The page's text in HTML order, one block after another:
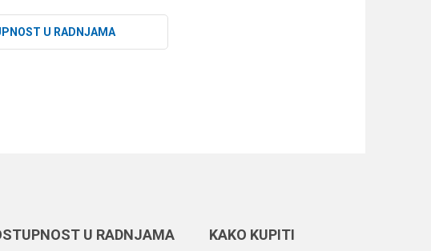
U RADNJAMA
U RADNJAMA KAKO KUPITI